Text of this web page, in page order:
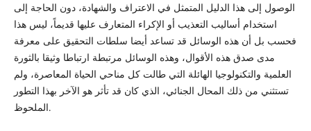
الوصول إلى هذا الدليل المتمثل في الاعتراف والشهادة، دون الحاجة إلى
استخدام أساليب التعذيب أو الإكراء المتعارف عليها قديماً، ليس هذا
فحسب بل أن هذه الوسائل قد تساعد أيضا سلطات التحقيق على معرفة
مدى صدق هذه الأقوال، وهذه الوسائل مرتبطة ارتباطا وثيقا بالثورة
العلمية والتكنولوجيا الهائلة التي طالت كل مناحي الحياة المعاصرة، ولم
تستثني من ذلك المحال الجنائي، الذي كان قد تأثر هو الآخر بهذا التطور
الملحوظ.